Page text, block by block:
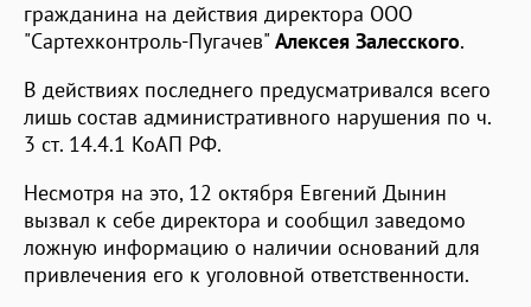
гражданина на действия директора ООО
"Сартехконтроль-Пугачев" Алексея Залесского.
В действиях последнего предусматривался всего
лишь состав административного нарушения по ч.
3 ст. 14.4.1 КоАП РФ.
Несмотря на это, 12 октября Евгений Дынин
вызвал к себе директора и сообщил заведомо
ложную информацию о наличии оснований для
привлечения его к уголовной ответственности.